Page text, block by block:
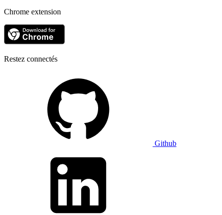
Chrome extension
Restez connectés
Github